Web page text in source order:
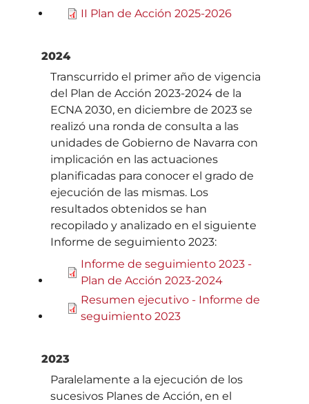
II Plan de Acción 2025-2026
2024
Transcurrido el primer año de vigencia
del Plan de Acción 2023-2024 de la
ECNA 2030, en diciembre de 2023 se
realizó una ronda de consulta a las
unidades de Gobierno de Navarra con
implicación en las actuaciones
planificadas para conocer el grado de
ejecución de las mismas. Los
resultados obtenidos se han
recopilado y analizado en el siguiente
Informe de seguimiento 2023:
Informe de seguimiento 2023 -
Plan de Acción 2023-2024
Resumen ejecutivo - Informe de
seguimiento 2023
2023
Paralelamente a la ejecución de los
sucesivos Planes de Acción, en el